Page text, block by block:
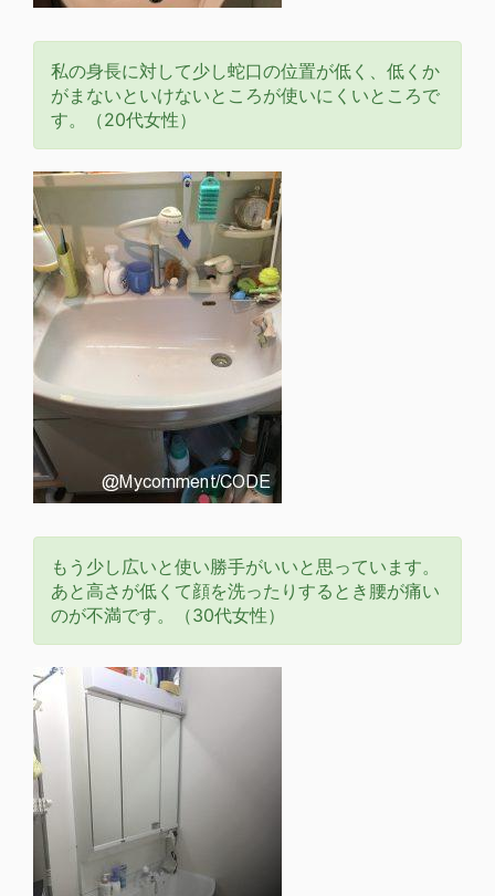
私の身長に対して少し蛇口の位置が低く、低くか
がまないといけないところが使いにくいところで
す。（20代女性）
もう少し広いと使い勝手がいいと思っています。
あと高さが低くて顔を洗ったりするとき腰が痛い
のが不満です。（30代女性）